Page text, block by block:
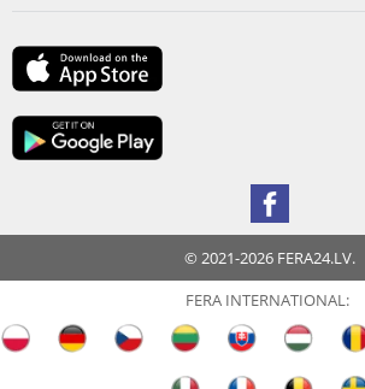
© 2021-2026 FERA24.LV.
FERA INTERNATIONAL: